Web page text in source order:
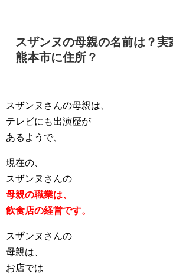
スザンヌの母親の名前は？実
熊本市に住所？
スザンヌさんの母親は、
テレビにも出演歴が
あるようで、
現在の、
スザンヌさんの
母親の職業は、
飲食店の経営です。
スザンヌさんの
母親は、
お店では